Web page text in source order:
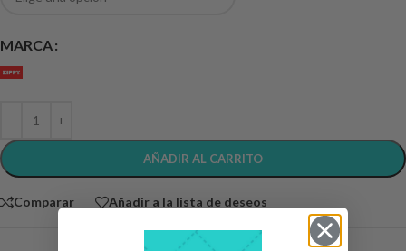
MARCA
AÑADIR AL CARRITO
Comparar Añadir a la lista de deseos